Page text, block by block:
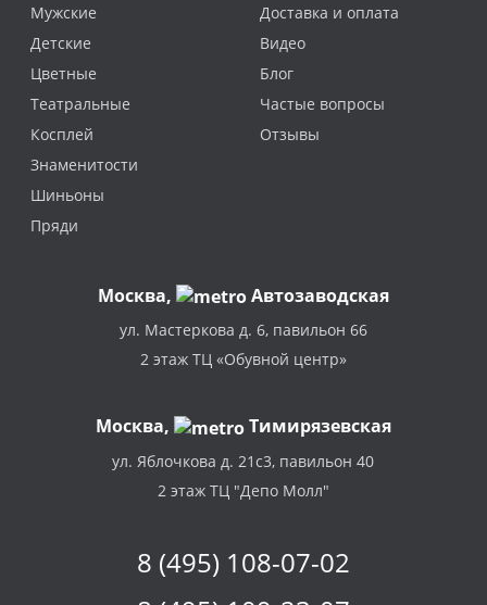
Мужские
Детские
Цветные
Театральные
Косплей
Знаменитости
Шиньоны
Пряди
Доставка и оплата
Видео
Блог
Частые вопросы
Отзывы
Москва, Автозаводская
ул. Мастеркова д. 6, павильон 66
2 этаж ТЦ «Обувной центр»
Москва, Тимирязевская
ул. Яблочкова д. 21с3, павильон 40
2 этаж ТЦ "Депо Молл"
8 (495) 108-07-02